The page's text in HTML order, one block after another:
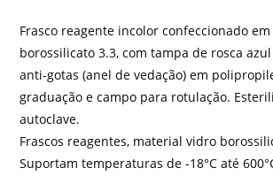
Frasco reagente incolor confeccionado
borossilicato 3.3, com tampa de rosca
anti-gotas (anel de vedação) em
graduação e campo para rotulação.
autoclave.
Frascos reagentes, material vidro
Suportam temperaturas de -18°C até